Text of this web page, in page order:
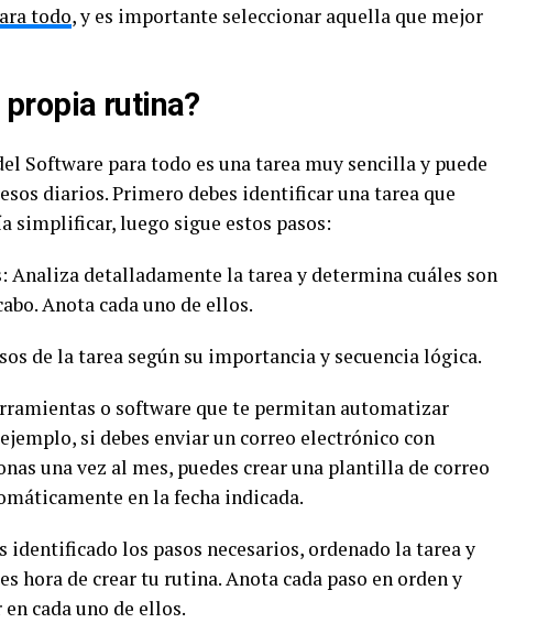
todo, y es importante seleccionar aquella que mejor
rutina?
Software para todo es una tarea muy sencilla y puede
diarios. Primero debes identificar una tarea que
simplificar, luego sigue estos pasos:
: Analiza detalladamente la tarea y determina cuáles son
Anota cada uno de ellos.
de la tarea según su importancia y secuencia lógica.
o software que te permitan automatizar
si debes enviar un correo electrónico con
una vez al mes, puedes crear una plantilla de correo
en la fecha indicada.
identificado los pasos necesarios, ordenado la tarea y
hora de crear tu rutina. Anota cada paso en orden y
cada uno de ellos.